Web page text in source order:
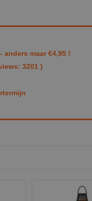
anders maar €4,95 !
3201 )